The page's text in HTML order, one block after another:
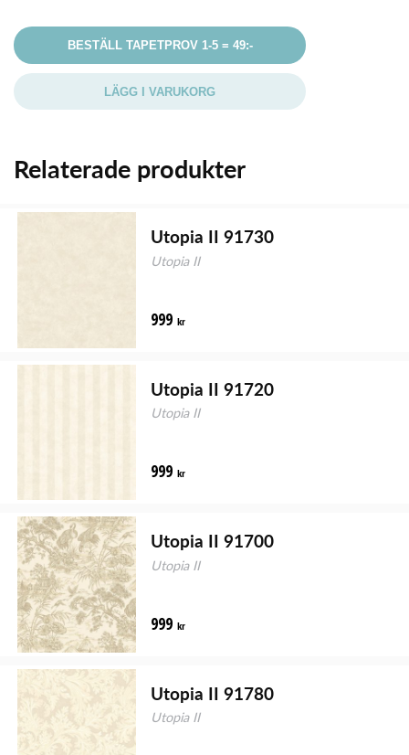
BESTÄLL TAPETPROV 1-5 = 49:-
LÄGG I VARUKORG
Relaterade produkter
Utopia II 91730
Utopia II
999 kr
Utopia II 91720
Utopia II
999 kr
Utopia II 91700
Utopia II
999 kr
Utopia II 91780
Utopia II